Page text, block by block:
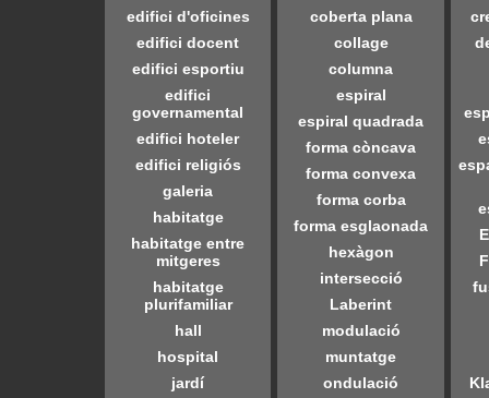
edifici d'oficines
edifici docent
edifici esportiu
edifici
governamental
edifici hoteler
edifici religiós
galeria
habitatge
habitatge entre
mitgeres
habitatge
plurifamiliar
hall
hospital
jardí
coberta plana
collage
columna
espiral
espiral quadrada
forma còncava
forma convexa
forma corba
forma esglaonada
hexàgon
intersecció
Laberint
modulació
muntatge
ondulació